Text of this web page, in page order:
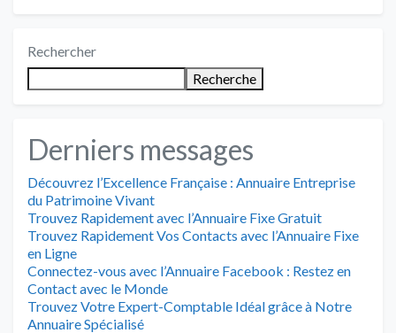
Rechercher
Recherche
Derniers messages
Découvrez l’Excellence Française : Annuaire Entreprise
du Patrimoine Vivant
Trouvez Rapidement avec l’Annuaire Fixe Gratuit
Trouvez Rapidement Vos Contacts avec l’Annuaire Fixe
en Ligne
Connectez-vous avec l’Annuaire Facebook : Restez en
Contact avec le Monde
Trouvez Votre Expert-Comptable Idéal grâce à Notre
Annuaire Spécialisé